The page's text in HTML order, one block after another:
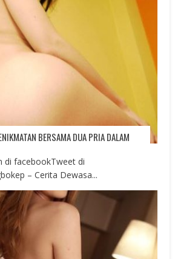
BERSAMA DUA PRIA DALAM
di facebookTweet di
– Cerita Dewasa...